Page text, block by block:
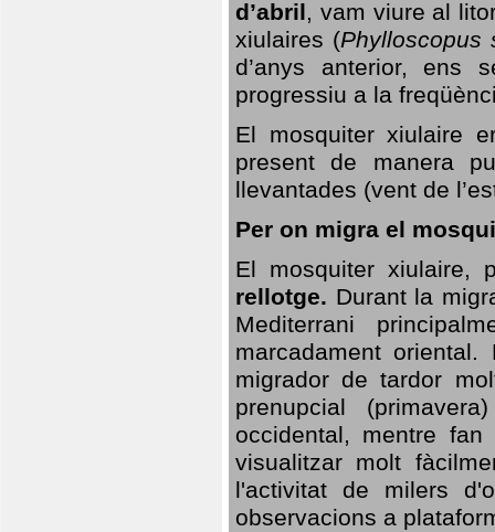
d’abril, vam viure al
xiulaires (Phylloscopus
d’anys anterior, ens
progressiu a la
El mosquiter xiulaire
present de manera
llevantades (vent de
Per on migra el
El mosquiter xiulaire,
rellotge. Durant la
Mediterrani
marcadament
migrador de tardor
prenupcial
occidental, mentre
visualitzar molt
l'activitat de milers
observacions a